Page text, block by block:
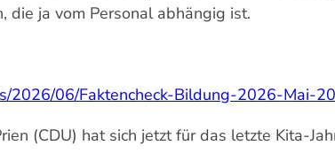
die ja vom Personal abhängig ist.
2026/06/Faktencheck-Bildung-2026-Mai-
(CDU) hat sich jetzt für das letzte Kita-